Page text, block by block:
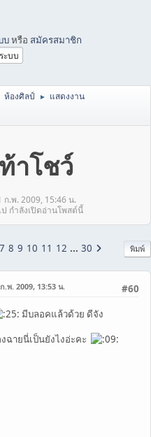
บหรือ สมัครสมาชิก
ห้องศิลป์ ► แสดงงาน
าโชว์
ก.พ. 2009, 15:46 น.
กำลังเปิดอ่านโพสต์นี้
พิมพ์
7 8 9 10 11 12 ... 30
#60
.พ. 2009, 13:53 น.
มีบลอคแล้วด้วย ดีจัง
ฉายนี่เป็นยังไงอ่ะคะ